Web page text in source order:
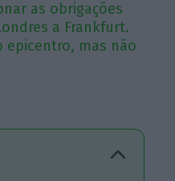
as obrigações
a Frankfurt.
epicentro, mas não